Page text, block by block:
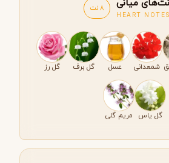
نت‌های میانی
HEART NOTES
8 نت
شمعدانی عسل گل برف گل رز
گل یاس مریم گلی